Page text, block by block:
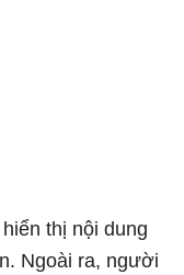
thị nội dung
Ngoài ra, người